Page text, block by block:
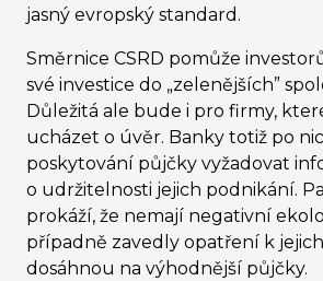
jasný evropský standard.
Směrnice CSRD pomůže
své investice do „zelenějších”
Důležitá ale bude i pro firmy,
ucházet o úvěr. Banky totiž po
poskytování půjčky vyžadovat
o udržitelnosti jejich podnikání.
prokáží, že nemají negativní
případně zavedly opatření k
dosáhnou na výhodnější půjčky.